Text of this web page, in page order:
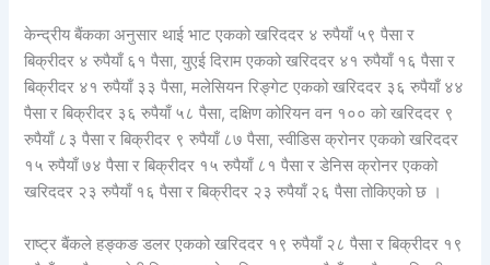
केन्द्रीय बैंकका अनुसार थाई भाट एकको खरिददर ४ रुपैयाँ ५९ पैसा र
बिक्रीदर ४ रुपैयाँ ६१ पैसा, युएई दिराम एकको खरिददर ४१ रुपैयाँ १६ पैसा र
बिक्रीदर ४१ रुपैयाँ ३३ पैसा, मलेसियन रिङ्गेट एकको खरिददर ३६ रुपैयाँ ४४
पैसा र बिक्रीदर ३६ रुपैयाँ ५८ पैसा, दक्षिण कोरियन वन १०० को खरिददर ९
रुपैयाँ ८३ पैसा र बिक्रीदर ९ रुपैयाँ ८७ पैसा, स्वीडिस क्रोनर एकको खरिददर
१५ रुपैयाँ ७४ पैसा र बिक्रीदर १५ रुपैयाँ ८१ पैसा र डेनिस क्रोनर एकको
खरिददर २३ रुपैयाँ १६ पैसा र बिक्रीदर २३ रुपैयाँ २६ पैसा तोकिएको छ ।
राष्ट्र बैंकले हङ्कङ डलर एकको खरिददर १९ रुपैयाँ २८ पैसा र बिक्रीदर १९